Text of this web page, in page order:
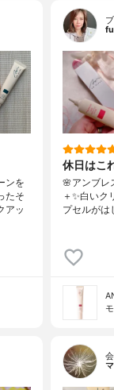
ンを
たそ
アッ
休日はこ
🌸アンブレ
＋✨白いク
プセルがは